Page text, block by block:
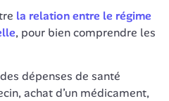
la relation entre le régime
, pour bien comprendre les
dépenses de santé
achat d’un médicament,